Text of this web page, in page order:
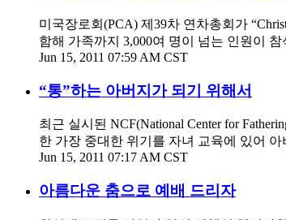
미국장로회(PCA) 제39차 연차총회가
함해 가족까지 3,000여 명이 넘는 인원이 참
Jun 15, 2011 07:59 AM CST
“통”하는 아버지가 되기 위해서
최근 실시된 NCF(National Center for
한 가장 중대한 위기를 자녀 교육에 있어
Jun 15, 2011 07:17 AM CST
아름다운 춤으로 예배 드리자